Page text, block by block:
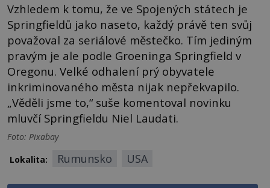
Vzhledem k tomu, že ve Spojených státech je
Springfieldů jako naseto, každý právě ten svůj
považoval za seriálové městečko. Tím jediným
pravým je ale podle Groeninga Springfield v
Oregonu. Velké odhalení prý obyvatele
inkriminovaného města nijak nepřekvapilo.
„Věděli jsme to,“ suše komentoval novinku
mluvčí Springfieldu Niel Laudati.
Foto: Pixabay
Lokalita:
Rumunsko USA